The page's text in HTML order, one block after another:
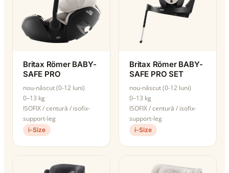
Britax Römer BABY-
SAFE PRO
nou-născut (0-12 luni)
0–13 kg
ISOFIX / centură / isofix-
support-leg
i-Size
Britax Römer BABY-
SAFE PRO SET
nou-născut (0-12 luni)
0–13 kg
ISOFIX / centură / isofix-
support-leg
i-Size